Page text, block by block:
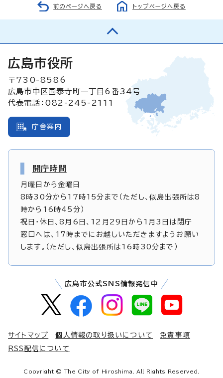
前のページへ戻る トップページへ戻る
広島市役所
〒730-8586
広島市中区国泰寺町一丁目6番34号
代表電話：082-245-2111
庁舎案内
開庁時間
月曜日から金曜日
8時30分から17時15分まで（ただし、似島出張所は8
時から16時45分）
祝日・休日、8月6日、12月29日から1月3日は閉庁
窓口へは、17時までにお越しいただきますようお願い
します。（ただし、似島出張所は16時30分まで）
広島市公式SNS情報発信中
サイトマップ 個人情報の取り扱いについて
免責事項
RSS配信について
Copyright © The City of Hiroshima. All Rights Reserved.